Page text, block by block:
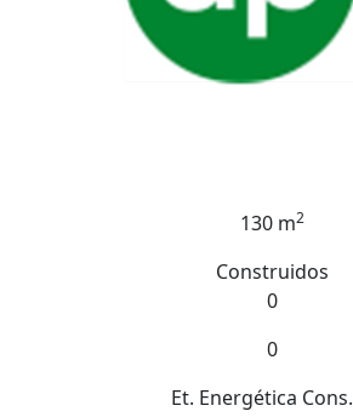
130 m2
Construidos
0
0
Et. Energética Cons.